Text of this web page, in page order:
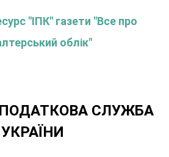
"ІПК" газети "Все про
облік"
СЛУЖБА
УКРАЇНИ